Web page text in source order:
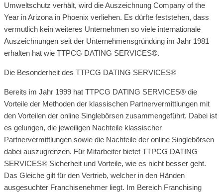
Umweltschutz verhält, wird die Auszeichnung Company of the
Year in Arizona in Phoenix verliehen. Es dürfte feststehen, dass
vermutlich kein weiteres Unternehmen so viele internationale
Auszeichnungen seit der Unternehmensgründung im Jahr 1981
erhalten hat wie TTPCG DATING SERVICES®.
Die Besonderheit des TTPCG DATING SERVICES®
Bereits im Jahr 1999 hat TTPCG DATING SERVICES® die
Vorteile der Methoden der klassischen Partnervermittlungen mit
den Vorteilen der online Singlebörsen zusammengeführt. Dabei ist
es gelungen, die jeweiligen Nachteile klassischer
Partnervermittlungen sowie die Nachteile der online Singlebörsen
dabei auszugrenzen. Für Mitarbeiter bietet TTPCG DATING
SERVICES® Sicherheit und Vorteile, wie es nicht besser geht.
Das Gleiche gilt für den Vertrieb, welcher in den Händen
ausgesuchter Franchisenehmer liegt. Im Bereich Franchising